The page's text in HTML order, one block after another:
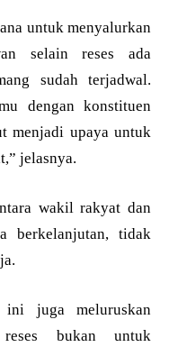
untuk menyalurkan
selain reses ada
sudah terjadwal.
dengan konstituen
menjadi upaya untuk
jelasnya.
wakil rakyat dan
berkelanjutan, tidak
ini juga meluruskan
reses bukan untuk